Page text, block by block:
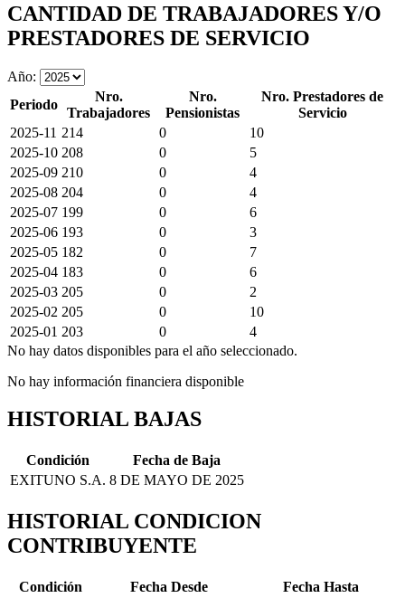
CANTIDAD DE TRABAJADORES Y/O
PRESTADORES DE SERVICIO
Año:
Periodo
Nro.
Trabajadores
Nro.
Pensionistas
Nro. Prestadores de
Servicio
2025-11 214 0
10
2025-10 208 0
5
2025-09 210 0
4
2025-08 204 0
4
2025-07 199 0
6
2025-06 193 0
3
2025-05 182 0
7
2025-04 183 0
6
2025-03 205 0
2
2025-02 205 0
10
2025-01 203 0
4
No hay datos disponibles para el año seleccionado.
No hay información financiera disponible
HISTORIAL BAJAS
Condición
Fecha de Baja
EXITUNO S.A. 8 DE MAYO DE 2025
HISTORIAL CONDICION
CONTRIBUYENTE
Condición Fecha Desde
Fecha Hasta